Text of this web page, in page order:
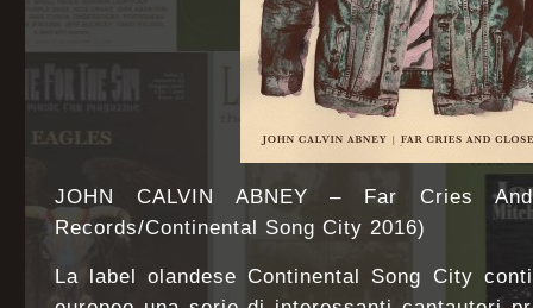
JOHN CALVIN ABNEY – Far Cries
Records/Continental Song City 2016)
La label olandese Continental Song City